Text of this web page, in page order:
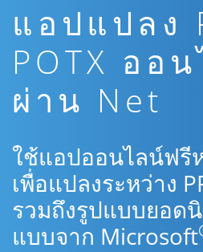
แอปแปลง
POTX ออ
ผ่าน Net
ใช้แอปออนไลน์ฟรี
เพื่อแปลงระหว่าง
รวมถึงรูปแบบยอด
แบบจาก Microsoft